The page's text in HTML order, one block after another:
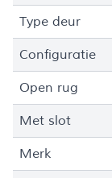
Type deur
Configuratie
Open rug
Met slot
Merk